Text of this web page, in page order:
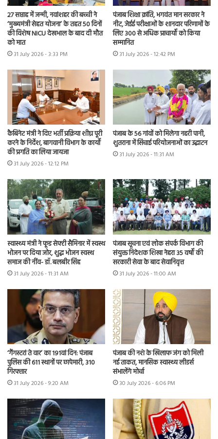
27 सप्ताह में जन्मी, नवांशहर की बच्ची ने
‘मुख्यमंत्री सेहत योजना’ के तहत 50 दिनों
की विशेष NICU देखभाल के बाद दी मौत
को मात
31 July 2026 - 3:33 PM
पंजाब शिक्षा क्रांति, भगवंत मान सरकार ने
नीट, जेईई परीक्षाओं के शानदार परिणामों के
लिए 300 से अधिक प्राचार्यों को किया
सम्मानित
31 July 2026 - 12:42 PM
कैबिनेट मंत्री ने दिए भर्ती प्रक्रिया शीघ्र पूरी
करने के निर्देश, बागवानी विभाग के कार्यों
की प्रगति का लिया जायजा
31 July 2026 - 12:12 PM
पंजाब के 56 गांवों को मिलेगा नहरी पानी,
शुतराना में सिंचाई परियोजनाओं का उद्घाटन
31 July 2026 - 11:31 AM
स्वास्थ्य मंत्री ने फूड सेफ्टी सैमिनार में स्वस्थ
भोजन पर दिया जोर, शुद्ध भोजन स्वस्थ
समाज की नींव- डॉ. बलबीर सिंह
31 July 2026 - 11:31 AM
पंजाब सूचना एवं लोक संपर्क विभाग की
संयुक्त निदेशक शिखा नेहरा 35 वर्षों की
सरकारी सेवा के बाद सेवानिवृत्त
31 July 2026 - 11:00 AM
‘गैंगस्टरां ते वार’ का 191वां दिन: पंजाब
पुलिस की 611 स्थानों पर छापेमारी, 310
गिरफ्तार
31 July 2026 - 9:20 AM
पंजाब की नशे के खिलाफ जंग को मिली
नई ताकत, मानसिक स्वास्थ्य लीडर्स
संभालेंगे मोर्चा
30 July 2026 - 6:06 PM